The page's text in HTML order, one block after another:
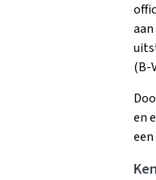
(B-
en